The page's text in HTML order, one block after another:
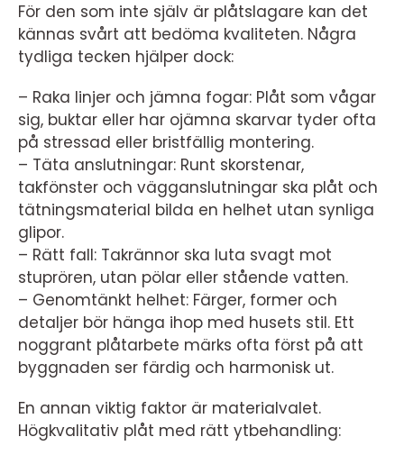
För den som inte själv är plåtslagare kan det
kännas svårt att bedöma kvaliteten. Några
tydliga tecken hjälper dock:
– Raka linjer och jämna fogar: Plåt som vågar
sig, buktar eller har ojämna skarvar tyder ofta
på stressad eller bristfällig montering.
– Täta anslutningar: Runt skorstenar,
takfönster och vägganslutningar ska plåt och
tätningsmaterial bilda en helhet utan synliga
glipor.
– Rätt fall: Takrännor ska luta svagt mot
stuprören, utan pölar eller stående vatten.
– Genomtänkt helhet: Färger, former och
detaljer bör hänga ihop med husets stil. Ett
noggrant plåtarbete märks ofta först på att
byggnaden ser färdig och harmonisk ut.
En annan viktig faktor är materialvalet.
Högkvalitativ plåt med rätt ytbehandling: